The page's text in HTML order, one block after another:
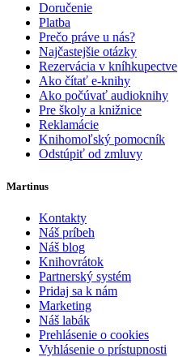
Doručenie
Platba
Prečo práve u nás?
Najčastejšie otázky
Rezervácia v kníhkupectve
Ako čítať e-knihy
Ako počúvať audioknihy
Pre školy a knižnice
Reklamácie
Knihomoľský pomocník
Odstúpiť od zmluvy
Martinus
Kontakty
Náš príbeh
Náš blog
Knihovrátok
Partnerský systém
Pridaj sa k nám
Marketing
Náš labák
Prehlásenie o cookies
Vyhlásenie o prístupnosti